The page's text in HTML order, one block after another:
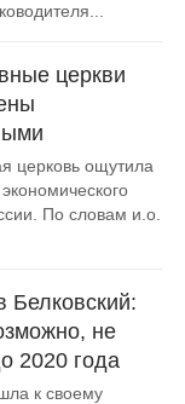
церкви
церковь ощутила
По словам и.о.
Белковский:
не
2020 года
к своему